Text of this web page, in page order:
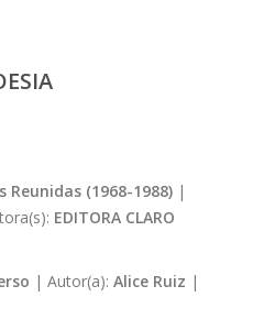
Reunidas (1968-1988) |
EDITORA CLARO
| Autor(a): Alice Ruiz |